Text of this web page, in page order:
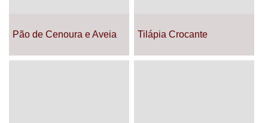
Pão de Cenoura e Aveia Tilápia Crocante